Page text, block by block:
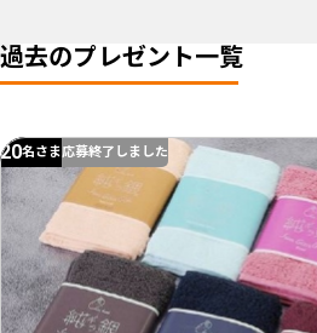
過去のプレゼント一覧
20名さま応募終了しました